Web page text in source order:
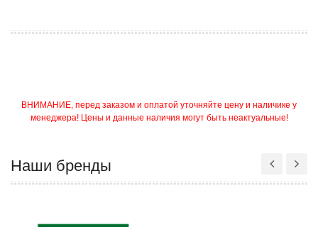
ВНИМАНИЕ, перед заказом и оплатой уточняйте цену и наличике у
менеджера! Цены и данные наличия могут быть неактуальные!
Наши бренды